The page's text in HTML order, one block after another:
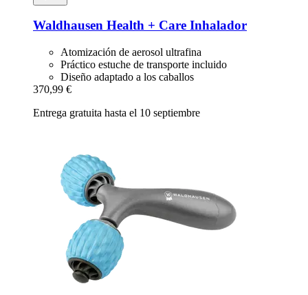
Waldhausen Health + Care Inhalador
Atomización de aerosol ultrafina
Práctico estuche de transporte incluido
Diseño adaptado a los caballos
370,99 €
Entrega gratuita hasta el 10 septiembre